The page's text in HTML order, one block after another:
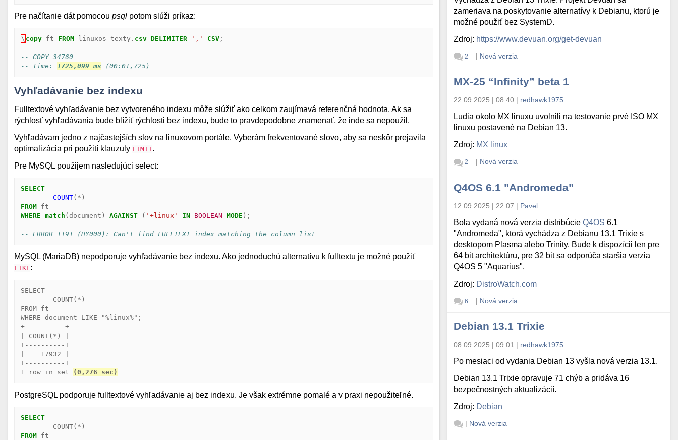
Pre načítanie dát pomocou psql potom slúži príkaz:
\ copy ft FROM linuxos_texty . csv DELIMITER ',' CSV ;
-- COPY 34760
-- Time: 1725,099 ms (00:01,725)
Vyhľadávanie bez indexu
Fulltextové vyhľadávanie bez vytvoreného indexu môže slúžiť ako celkom zaujímavá referenčná hodnota. Ak sa
rýchlosť vyhľadávania bude blížiť rýchlosti bez indexu, bude to pravdepodobne znamenať, že inde sa nepoužil.
Vyhľadávam jedno z najčastejších slov na linuxovom portále. Vyberám frekventované slovo, aby sa neskôr prejavila
optimalizácia pri použití klauzuly LIMIT.
Pre MySQL použijem nasledujúci select:
SELECT
COUNT( * )
FROM ft
WHERE match ( document ) AGAINST ( '+linux' IN BOOLEAN MODE );
-- ERROR 1191 (HY000): Can't find FULLTEXT index matching the column list
MySQL (MariaDB) nepodporuje vyhľadávanie bez indexu. Ako jednoduchú alternatívu k fulltextu je možné použiť
LIKE:
SELECT
FROM ft
WHERE document LIKE "%linux%";
+----------+
| COUNT(*) |
+----------+
|    17932 |
+----------+
1 row in set
(0,276 sec)
PostgreSQL podporuje fulltextové vyhľadávanie aj bez indexu. Je však extrémne pomalé a v praxi nepoužiteľné.
SELECT
COUNT( * )
FROM ft
zameriava na poskytovanie alternatívy k Debianu, ktorú je
možné použiť bez SystemD.
Zdroj: https://www.devuan.org/get-devuan
2 | Nová verzia
MX-25 “Infinity” beta 1
22.09.2025 | 08:40 | redhawk1975
Ludia okolo MX linuxu uvolnili na testovanie prvé ISO MX
linuxu postavené na Debian 13.
Zdroj: MX linux
2 | Nová verzia
Q4OS 6.1 "Andromeda"
12.09.2025 | 22:07 | Pavel
Bola vydaná nová verzia distribúcieQ4OS 6.1
"Andromeda", ktorá vychádza z Debianu 13.1 Trixie s
desktopom Plasma alebo Trinity. Bude k dispozícii len pre
64 bit architektúru, pre 32 bit sa odporúča staršia verzia
Q4OS 5 "Aquarius".
Zdroj: DistroWatch.com
6 | Nová verzia
Debian 13.1 Trixie
08.09.2025 | 09:01 | redhawk1975
Po mesiaci od vydania Debian 13 vyšla nová verzia 13.1.
Debian 13.1 Trixie opravuje 71 chýb a pridáva 16
bezpečnostných aktualizácií.
Zdroj: Debian
| Nová verzia